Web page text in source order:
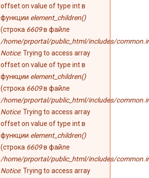
offset on value of type int в
функции element_children()
(строка 6609в файле
/home/prportal/public_html/includes/
Notice: Trying to access array
offset on value of type int в
функции element_children()
(строка 6609в файле
/home/prportal/public_html/includes/
Notice: Trying to access array
offset on value of type int в
функции element_children()
(строка 6609в файле
/home/prportal/public_html/includes/
Notice: Trying to access array